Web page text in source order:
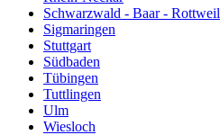
Schwarzwald - Baar - Rottweil
Sigmaringen
Stuttgart
Südbaden
Tübingen
Tuttlingen
Ulm
Wiesloch